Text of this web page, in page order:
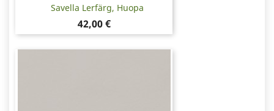
Savella Lerfärg, Huopa
Pris
42,00 €